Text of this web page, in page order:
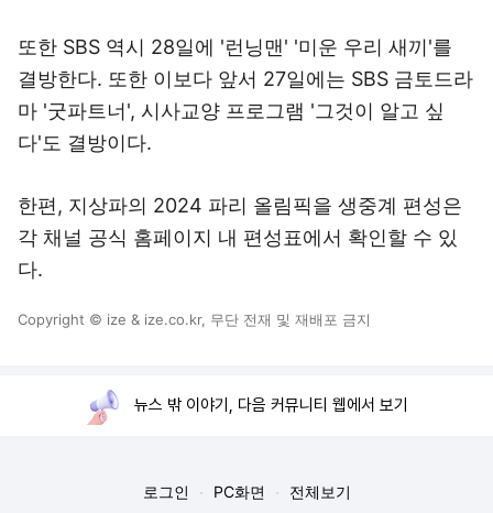
또한 SBS 역시 28일에 '런닝맨' '미운 우리 새끼'를
결방한다. 또한 이보다 앞서 27일에는 SBS 금토드라
마 '굿파트너', 시사교양 프로그램 '그것이 알고 싶
다'도 결방이다.
한편, 지상파의 2024 파리 올림픽을 생중계 편성은
각 채널 공식 홈페이지 내 편성표에서 확인할 수 있
다.
Copyright © ize & ize.co.kr, 무단 전재 및 재배포 금지
뉴스 밖 이야기, 다음 커뮤니티 웹에서 보기
로그인 PC화면 전체보기